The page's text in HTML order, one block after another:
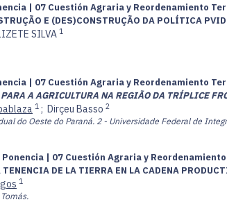
| 07 Cuestión Agraria y Reordenamiento
E (DES)CONSTRUÇÃO DA POLÍTICA
SILVA 1
| 07 Cuestión Agraria y Reordenamiento
A AGRICULTURA NA REGIÃO DA TRÍPLICE
1 ; Dirçeu Basso 2
do Oeste do Paraná. 2 - Universidade Federal de
| 07 Cuestión Agraria y
DE LA TIERRA EN LA CADENA
1